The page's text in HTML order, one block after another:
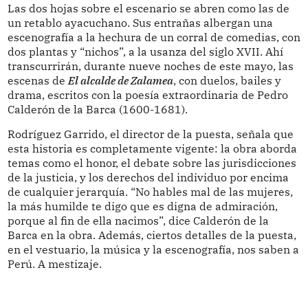
Las dos hojas sobre el escenario se abren como las de
un retablo ayacuchano. Sus entrañas albergan una
escenografía a la hechura de un corral de comedias, con
dos plantas y “nichos”, a la usanza del siglo XVII. Ahí
transcurrirán, durante nueve noches de este mayo, las
escenas de El alcalde de Zalamea, con duelos, bailes y
drama, escritos con la poesía extraordinaria de Pedro
Calderón de la Barca (1600-1681).
Rodríguez Garrido, el director de la puesta, señala que
esta historia es completamente vigente: la obra aborda
temas como el honor, el debate sobre las jurisdicciones
de la justicia, y los derechos del individuo por encima
de cualquier jerarquía. “No hables mal de las mujeres,
la más humilde te digo que es digna de admiración,
porque al fin de ella nacimos”, dice Calderón de la
Barca en la obra. Además, ciertos detalles de la puesta,
en el vestuario, la música y la escenografía, nos saben a
Perú. A mestizaje.